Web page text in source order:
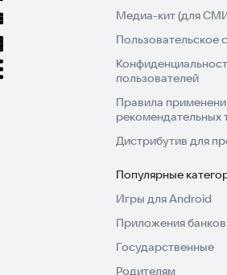
Медиа-кит (для
Пользовательское
пользователей
Правила
рекомендательных
Дистрибутив для
Популярные
Игры для Android
Приложения банков
Государственные
Родителям